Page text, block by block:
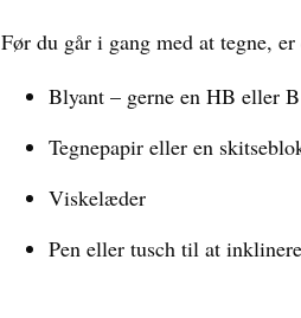
Før du går i gang med at tegne,
Blyant – gerne en HB eller
Tegnepapir eller en
Viskelæder
Pen eller tusch til at